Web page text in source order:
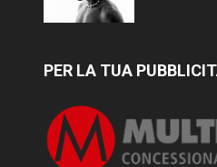
PER LA TUA